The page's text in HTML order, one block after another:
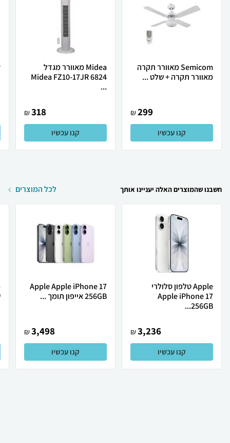
Semicom ‏מאוורר תקרה
מאוורר תקרה +‎ שלט ...
299
₪
קנו עכשיו
Midea ‏מאוורר מגדל
Midea FZ10-17JR 6824
...
318
₪
קנו עכשיו
חשבנו שהמוצרים האלה יעניינו אותך לכל המוצרים
Apple טלפון סלולרי
Apple iPhone 17
256GB...
3,236
₪
קנו עכשיו
Apple Apple iPhone 17
256GB אייפון תומך ...
3,498
₪
קנו עכשיו